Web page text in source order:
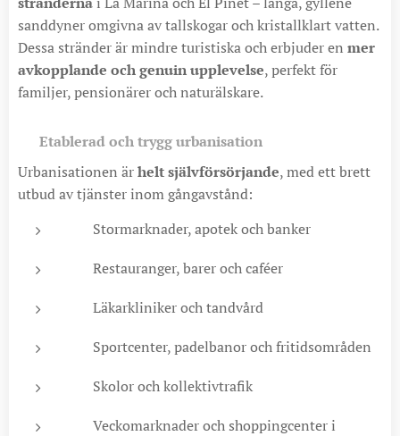
sanddyner omgivna av tallskogar och kristallklart vatten.
Dessa stränder är mindre turistiska och erbjuder en mer
avkopplande och genuin upplevelse, perfekt för
familjer, pensionärer och naturälskare.
Etablerad och trygg urbanisation
Urbanisationen ärhelt självförsörjande, med ett brett
utbud av tjänster inom gångavstånd:
🛒 Stormarknader, apotek och banker
🍽️ Restauranger, barer och caféer
🏥 Läkarkliniker och tandvård
🏊‍♂️ Sportcenter, padelbanor och fritidsområden
🚸 Skolor och kollektivtrafik
🛍️ Veckomarknader och shoppingcenter i